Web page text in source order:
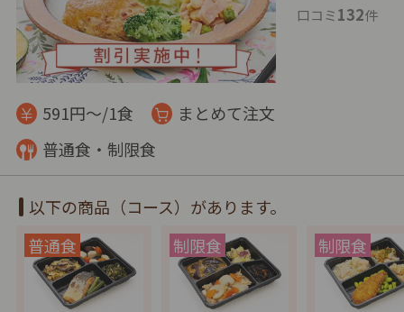
口コミ132件
591円～/1食
まとめて注文
普通食・制限食
以下の商品（コース）があります。